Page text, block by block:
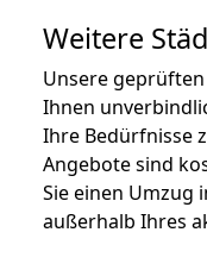
Weitere
Unsere
Ihnen
Ihre Bedürfnisse
Angebote sind
Sie einen Umzug
außerhalb Ihres